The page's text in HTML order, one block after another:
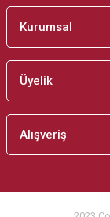
Kurumsal
Üyelik
Alışveriş